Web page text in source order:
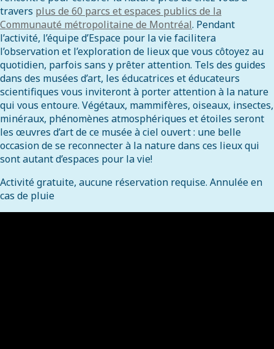
travers plus de 60 parcs et espaces publics de la
Communauté métropolitaine de Montréal. Pendant
l’activité, l’équipe d’Espace pour la vie facilitera
l’observation et l’exploration de lieux que vous côtoyez au
quotidien, parfois sans y prêter attention. Tels des guides
dans des musées d’art, les éducatrices et éducateurs
scientifiques vous inviteront à porter attention à la nature
qui vous entoure. Végétaux, mammifères, oiseaux, insectes,
minéraux, phénomènes atmosphériques et étoiles seront
les œuvres d’art de ce musée à ciel ouvert : une belle
occasion de se reconnecter à la nature dans ces lieux qui
sont autant d’espaces pour la vie!
Activité gratuite, aucune réservation requise. Annulée en
cas de pluie